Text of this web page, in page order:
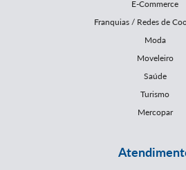
E-Commerce
Franquias / Redes de
Moda
Moveleiro
Saúde
Turismo
Mercopar